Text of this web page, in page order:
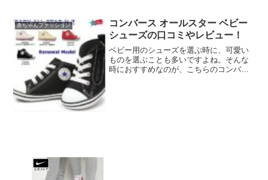
赤ちゃんファッション
コンバース オールスター ベビー
シューズの口コミやレビュー！
ベビー用のシューズを選ぶ時に、可愛い
ものを選ぶことも多いですよね。そんな
時におすすめなのが、こちらのコンバー